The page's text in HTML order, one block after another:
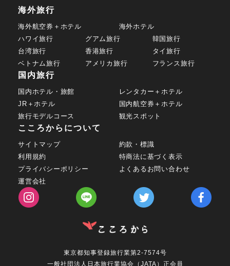
海外旅行
海外航空券＋ホテル
海外ホテル
ハワイ旅行
グアム旅行
韓国旅行
台湾旅行
香港旅行
タイ旅行
ベトナム旅行
アメリカ旅行 フランス旅行
国内旅行
国内ホテル・旅館
レンタカー＋ホテル
JR＋ホテル
国内航空券＋ホテル
旅行モデルコース
観光スポット
こころからについて
サイトマップ
約款・標識
利用規約
特商法に基づく表示
プライバシーポリシー
よくあるお問い合わせ
運営会社
東京都知事登録旅行業第2-7574号
一般社団法人日本旅行業協会（JATA）正会員